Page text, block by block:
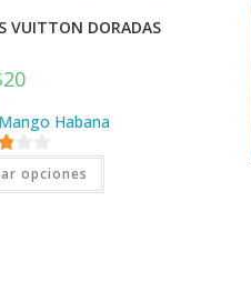
VUITTON DORADAS
20
Mango Habana
opciones
Este
tiene